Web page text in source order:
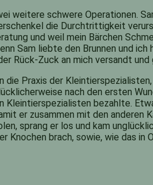
weitere schwere Operationen.
die Durchtrittigkeit
und weil mein Bärchen
Sam liebte den Brunnen und
Rück-Zuck an mich versandt
die Praxis der
nach den ersten
Kleintierspezialisten bezahlte.
er zusammen mit den
sprang er los und kam
Knochen brach, sowie, wie das